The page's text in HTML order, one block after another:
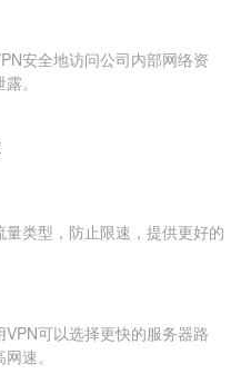
安全地访问公司内部网络资
。
类型，防止限速，提供更好的
可以选择更快的服务器路
速。